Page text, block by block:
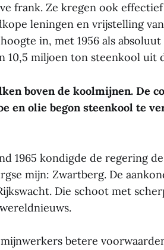
frank. Ze kregen ook
leningen en vrijstelling
in, met 1956 als absoluut
10,5 miljoen ton steenkool uit
boven de koolmijnen. De
en olie begon steenkool te
1965 kondigde de regering
mijn: Zwartberg. De
Die schoot met
betere